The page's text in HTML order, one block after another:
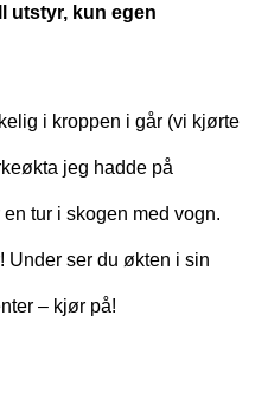
utstyr, kun egen
i kroppen i går (vi kjørte
jeg hadde på
tur i skogen med vogn.
Under ser du økten i sin
– kjør på!